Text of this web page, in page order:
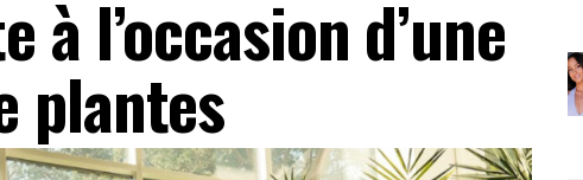
à l’occasion d’une
plantes